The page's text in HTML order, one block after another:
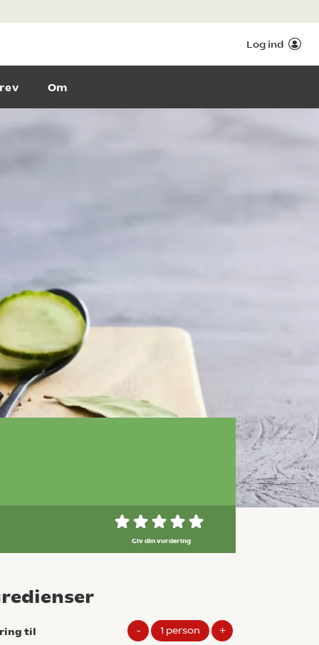
Log ind
Om
Giv din vurdering
til - 1 person +